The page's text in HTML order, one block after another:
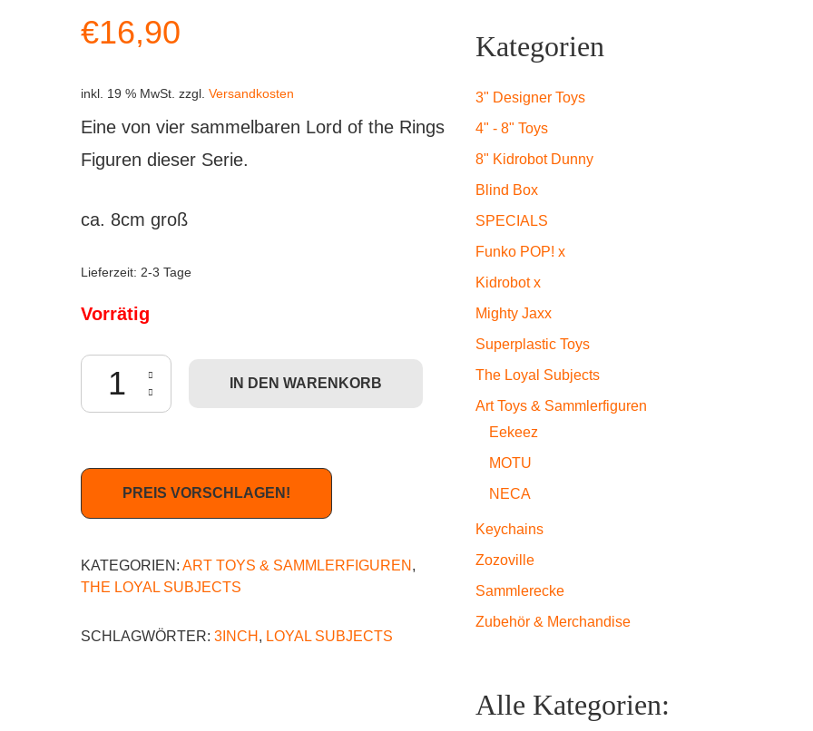
€16,90
inkl. 19 % MwSt. zzgl. Versandkosten
Eine von vier sammelbaren Lord of the Rings
Figuren dieser Serie.
ca. 8cm groß
Lieferzeit: 2-3 Tage
Vorrätig
The Loyal Subjects: The Lord of the Rings - Legolas Menge
IN DEN WARENKORB
PREIS VORSCHLAGEN!
KATEGORIEN: ART TOYS & SAMMLERFIGUREN ,
THE LOYAL SUBJECTS
SCHLAGWÖRTER: 3INCH , LOYAL SUBJECTS
Kategorien
3" Designer Toys
4" - 8" Toys
8" Kidrobot Dunny
Blind Box
SPECIALS
Funko POP! x
Kidrobot x
Mighty Jaxx
Superplastic Toys
The Loyal Subjects
Art Toys & Sammlerfiguren
Eekeez
MOTU
NECA
Keychains
Zozoville
Sammlerecke
Zubehör & Merchandise
Alle Kategorien: